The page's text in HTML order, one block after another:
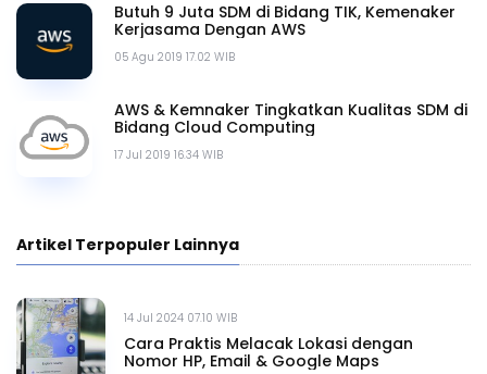
05 Agu 2019 17.02 WIB
Butuh 9 Juta SDM di Bidang TIK, Kemenaker
Kerjasama Dengan AWS
17 Jul 2019 16.34 WIB
AWS & Kemnaker Tingkatkan Kualitas SDM di
Bidang Cloud Computing
Artikel Terpopuler Lainnya
14 Jul 2024 07.10 WIB
Cara Praktis Melacak Lokasi dengan
Nomor HP, Email & Google Maps